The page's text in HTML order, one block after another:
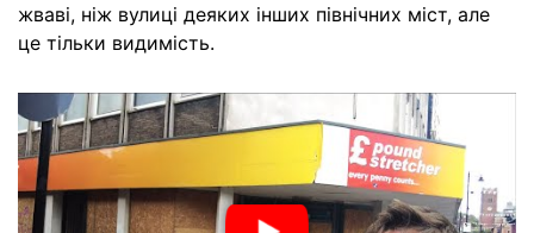
жваві, ніж вулиці деяких інших північних міст, але
це тільки видимість.